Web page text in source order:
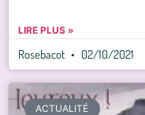
LIRE PLUS »
Rosebacot 02/10/2021
ACTUALITÉ